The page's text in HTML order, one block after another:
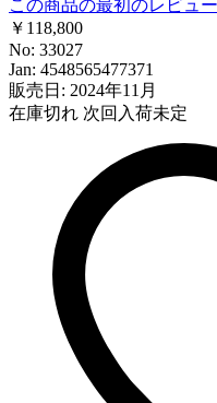
この商品の最初のレビュ
￥118,800
No: 33027
Jan: 4548565477371
販売日: 2024年11月
在庫切れ 次回入荷未定